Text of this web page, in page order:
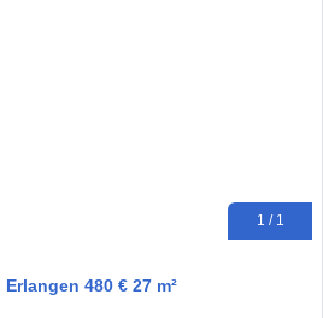
1 / 1
480 € 27 m²